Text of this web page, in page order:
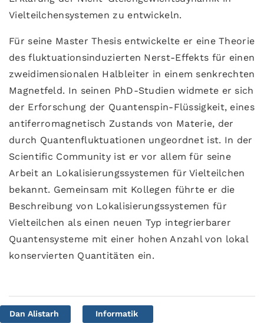
Vielteilchensystemen zu entwickeln.
Für seine Master Thesis entwickelte er eine Theorie
des fluktuationsinduzierten Nerst-Effekts für einen
zweidimensionalen Halbleiter in einem senkrechten
Magnetfeld. In seinen PhD-Studien widmete er sich
der Erforschung der Quantenspin-Flüssigkeit, eines
antiferromagnetisch Zustands von Materie, der
durch Quantenfluktuationen ungeordnet ist. In der
Scientific Community ist er vor allem für seine
Arbeit an Lokalisierungssystemen für Vielteilchen
bekannt. Gemeinsam mit Kollegen führte er die
Beschreibung von Lokalisierungssystemen für
Vielteilchen als einen neuen Typ integrierbarer
Quantensysteme mit einer hohen Anzahl von lokal
konservierten Quantitäten ein.
Dan Alistarh Informatik